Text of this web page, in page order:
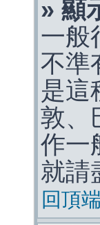
» 顯
一般
不準
是這
敦、
作一
就請
回頂端